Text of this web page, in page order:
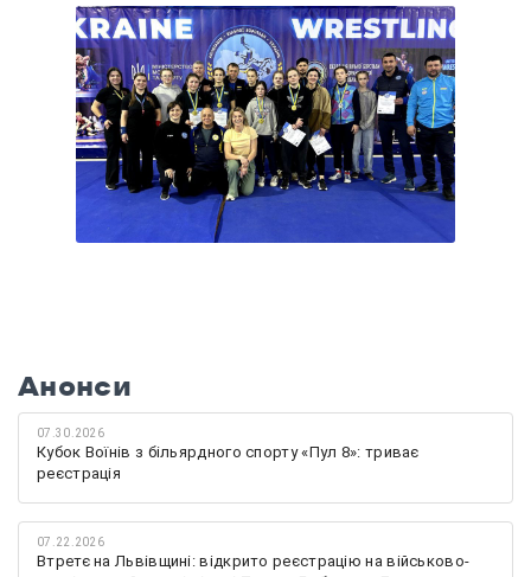
Анонси
07.30.2026
Кубок Воїнів з більярдного спорту «Пул 8»: триває
реєстрація
07.22.2026
Втретє на Львівщині: відкрито реєстрацію на військово-